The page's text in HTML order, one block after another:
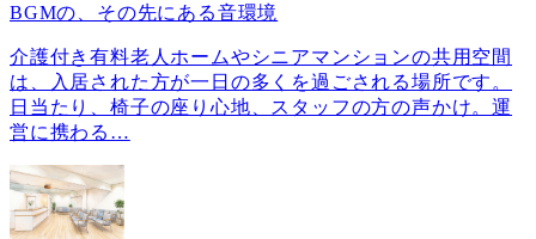
BGMの、その先にある音環境
介護付き有料老人ホームやシニアマンションの共用空間
は、入居された方が一日の多くを過ごされる場所です。
日当たり、椅子の座り心地、スタッフの方の声かけ。運
営に携わる …